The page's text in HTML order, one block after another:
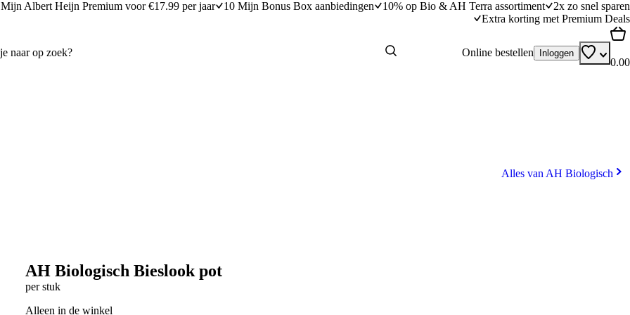
Mijn Albert Heijn Premium voor €17.99 per jaar 10 Mijn Bonus Box aanbiedingen 10% op Bio & AH Terra assortiment
2x zo snel sparen
Extra korting met Premium Deals
Online bestellen Inloggen
0.00
Alles van AH Biologisch
AH Biologisch Bieslook pot
per stuk
Alleen in de winkel